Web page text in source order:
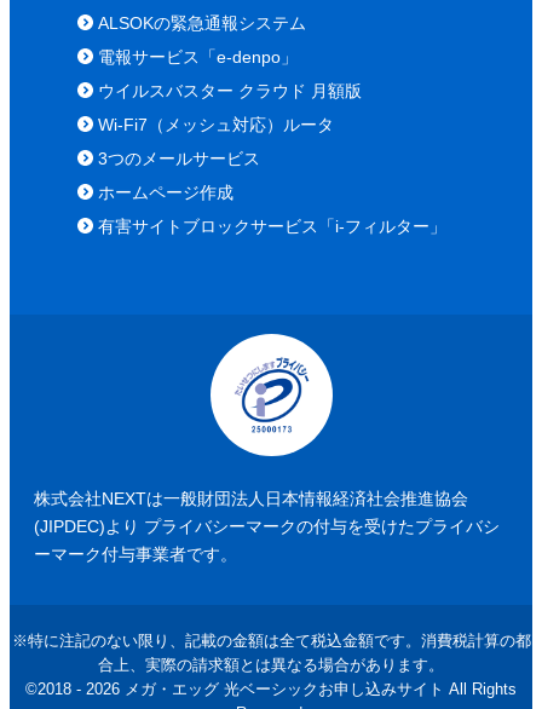
ALSOKの緊急通報システム
電報サービス「e-denpo」
ウイルスバスター クラウド 月額版
Wi-Fi7（メッシュ対応）ルータ
3つのメールサービス
ホームページ作成
有害サイトブロックサービス「i-フィルター」
株式会社NEXTは一般財団法人日本情報経済社会推進協会
(JIPDEC)より プライバシーマークの付与を受けたプライバシ
ーマーク付与事業者です。
※特に注記のない限り、記載の金額は全て税込金額です。消費税計算の都
合上、実際の請求額とは異なる場合があります。
©2018 - 2026 メガ・エッグ 光ベーシックお申し込みサイト All Rights